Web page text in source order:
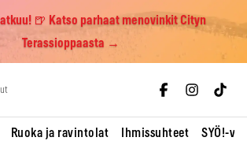
🍺 Katso parhaat menovinkit Cityn
Terassioppaasta →
Ruoka ja ravintolat Ihmissuhteet SYÖ!-